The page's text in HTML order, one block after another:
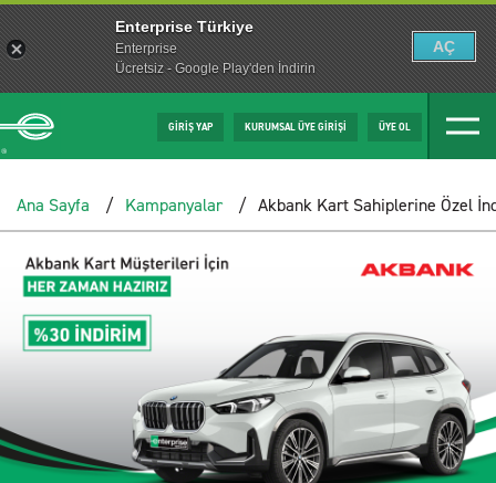
GİRİŞ YAP KURUMSAL ÜYE GİRİŞİ ÜYE OL
Ana Sayfa Kampanyalar Akbank Kart Sahiplerine Özel
Enterprise Türkiye
Enterprise
Ücretsiz - Google Play'den İndirin
AÇ